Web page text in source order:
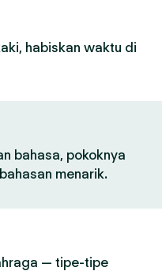
habiskan waktu di
bahasa, pokoknya
menarik.
— tipe-tipe